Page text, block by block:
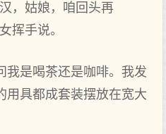
，姑娘，咱回头再
挥手说。
我是喝茶还是咖啡。我发
用具都成套装摆放在宽大